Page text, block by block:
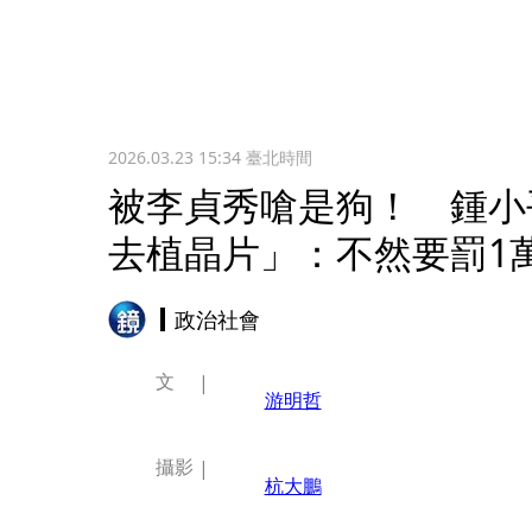
2026.03.23 15:34臺北時間
被李貞秀嗆是狗！ 鍾小
去植晶片」：不然要罰1
政治社會
文
游明哲
攝影
杭大鵬